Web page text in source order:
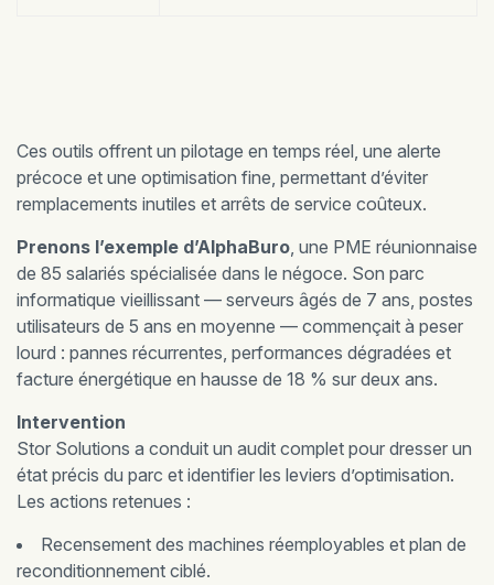
Ces outils offrent un pilotage en temps réel, une alerte
précoce et une optimisation fine, permettant d’éviter
remplacements inutiles et arrêts de service coûteux.
Prenons l’exemple d’AlphaBuro, une PME réunionnaise
de 85 salariés spécialisée dans le négoce. Son parc
informatique vieillissant — serveurs âgés de 7 ans, postes
utilisateurs de 5 ans en moyenne — commençait à peser
lourd : pannes récurrentes, performances dégradées et
facture énergétique en hausse de 18 % sur deux ans.
Intervention
Stor Solutions a conduit un audit complet pour dresser un
état précis du parc et identifier les leviers d’optimisation.
Les actions retenues :
Recensement des machines réemployables et plan de
reconditionnement ciblé.